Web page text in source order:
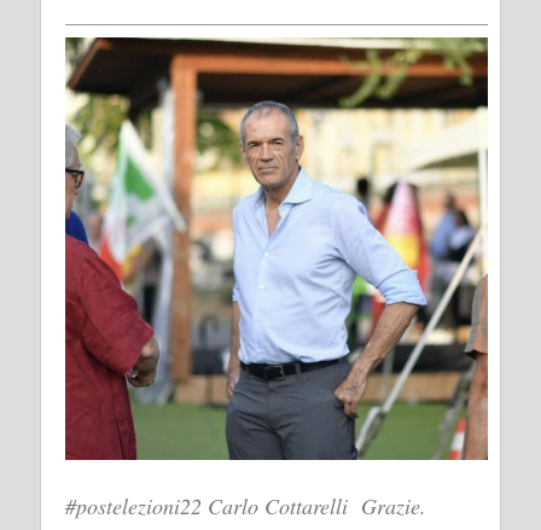
#postelezioni22 Carlo Cottarelli Grazie.